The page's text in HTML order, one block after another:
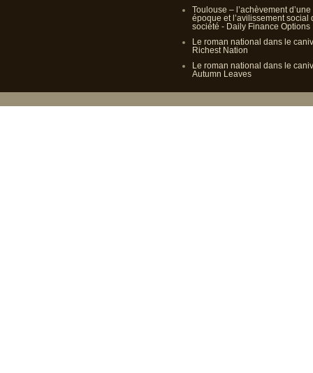
Toulouse – l’achèvement d’une
époque et l’avilissement social
société - Daily Finance Options
Le roman national dans le
Richest Nation
Le roman national dans le
Autumn Leaves